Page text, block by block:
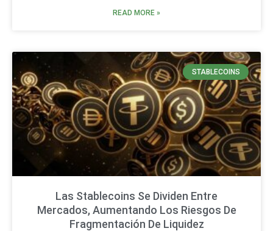
READ MORE »
STABLECOINS
Las Stablecoins Se Dividen Entre
Mercados, Aumentando Los Riesgos De
Fragmentación De Liquidez